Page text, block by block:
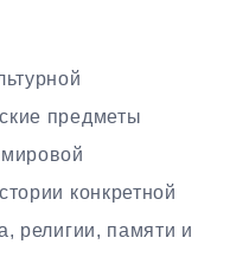
предметы
конкретной
религии, памяти и